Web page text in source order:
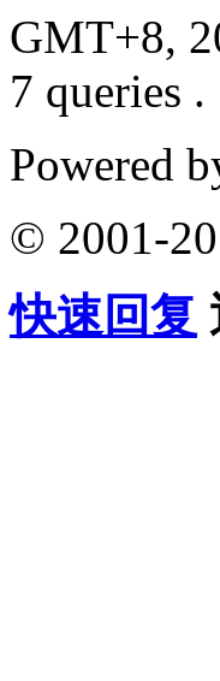
GMT+8,
7 queries .
Powered
© 2001-
快速回复